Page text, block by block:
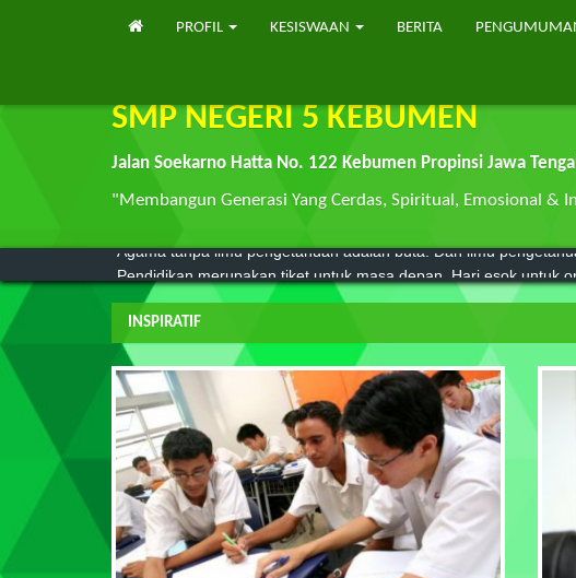
PROFIL KESISWAAN BERITA
SMP NEGERI 5 KEBUMEN
Jalan Soekarno Hatta No. 122 Kebumen Propinsi Jawa
"Membangun Generasi Yang Cerdas, Spiritual, Emosional &
Pendidikan merupakan tiket untuk masa depan. Hari esok untuk
Agama tanpa ilmu pengetahuan adalah buta. Dan ilmu
INSPIRATIF